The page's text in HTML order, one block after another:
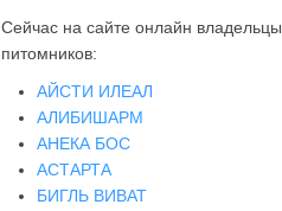
Сейчас на сайте онлайн владельцы
питомников:
АЙСТИ ИЛЕАЛ
АЛИБИШАРМ
АНЕКА БОС
АСТАРТА
БИГЛЬ ВИВАТ